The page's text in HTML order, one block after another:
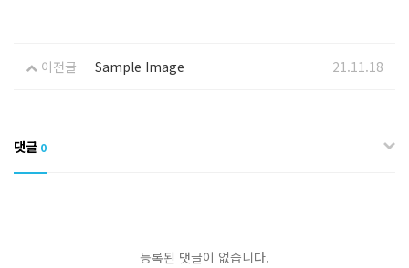
이전글 Sample Image 21.11.18
댓글 0
등록된 댓글이 없습니다.